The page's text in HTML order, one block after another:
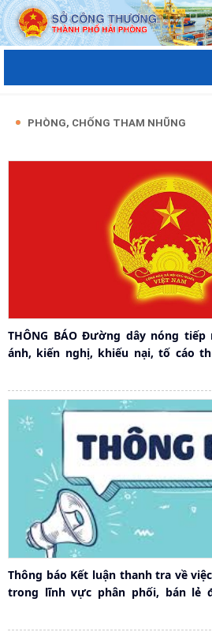
PHÒNG, CHỐNG THAM NHŨNG
THÔNG BÁO Đường dây nóng
ánh, kiến nghị, khiếu nại, tố cáo
Thông báo Kết luận thanh tra về
trong lĩnh vực phân phối, bán lẻ